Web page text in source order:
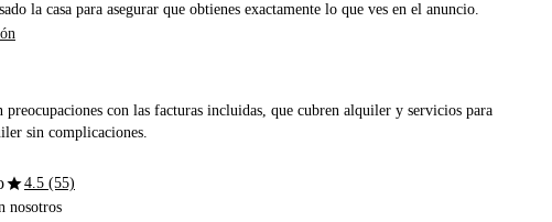
la casa para asegurar que obtienes exactamente lo que ves en el anuncio.
con las facturas incluidas, que cubren alquiler y servicios para
sin complicaciones.
star4.5 (55)
nosotros